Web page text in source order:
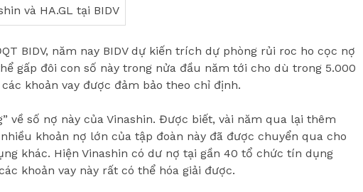
BIDV, năm nay BIDV dự kiến trích dự phòng rủi roc ho cọc nợ
gấp đôi con số này trong nửa đầu năm tới cho dù trong 5.000
khoản vay được đảm bảo theo chỉ định.
về số nợ này của Vinashin. Được biết, vài năm qua lại thêm
khoản nợ lớn của tập đoàn này đã được chuyển qua cho
khác. Hiện Vinashin có dư nợ tại gần 40 tổ chức tín dụng
khoản vay này rất có thể hóa giải được.